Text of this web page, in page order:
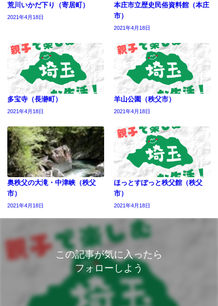
荒川いかだ下り（寄居町）
2021年4月18日
本庄市立歴史民俗資料館（本庄
市）
2021年4月18日
多宝寺（長瀞町）
2021年4月18日
羊山公園（秩父市）
2021年4月18日
奥秩父の大滝・中津峡（秩父
市）
2021年4月18日
ほっとすぽっと秩父館（秩父
市）
2021年4月18日
この記事が気に入ったら
フォローしよう